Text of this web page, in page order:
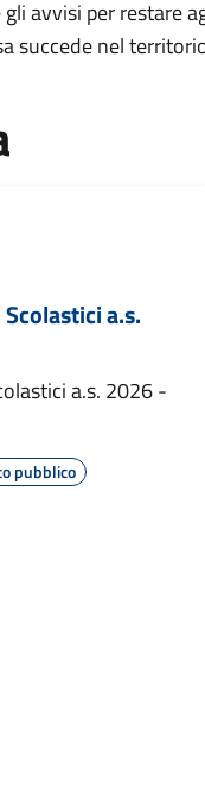
avvisi per restare
succede nel
a.s.
a.s. 2026 -
pubblico